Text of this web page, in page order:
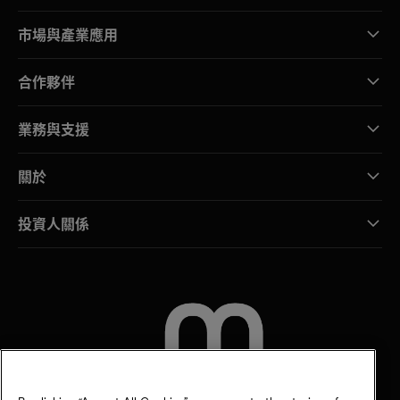
市場與產業應用
合作夥伴
業務與支援
關於
投資人關係